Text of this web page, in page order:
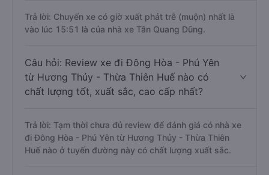
Trả lời: Chuyến xe có giờ xuất phát trễ (muộn) nhất là
vào lúc 15:51 là của nhà xe Tân Quang Dũng.
Câu hỏi: Review xe đi Đông Hòa - Phú Yên
từ Hương Thủy - Thừa Thiên Huế nào có
chất lượng tốt, xuất sắc, cao cấp nhất?
Trả lời: Tạm thời chưa đủ review để đánh giá có nhà xe
đi Đông Hòa - Phú Yên từ Hương Thủy - Thừa Thiên
Huế nào ở tuyến đường này có chất lượng xuất sắc.